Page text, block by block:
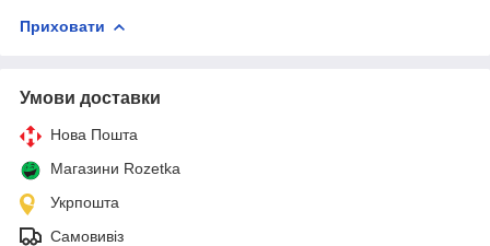
Приховати
Умови доставки
Нова Пошта
Магазини Rozetka
Укрпошта
Самовивіз